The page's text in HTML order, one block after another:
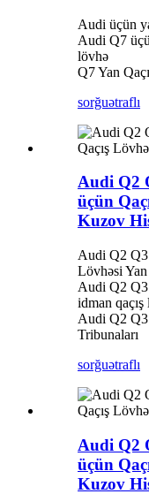
Audi üçün
Audi Q7
lövhə
Q7 Yan
sorğuətraflı
Audi Q2
üçün
Kuzov
Audi Q2
Lövhəsi
Audi Q2
idman qaçış
Audi Q2 Q3
Tribunaları
sorğuətraflı
Audi Q2
üçün
Kuzov